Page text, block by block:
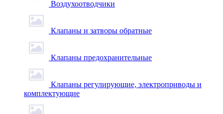
Воздухоотводчики
Клапаны и затворы обратные
Клапаны предохранительные
Клапаны регулирующие, электроприводы и
комплектующие